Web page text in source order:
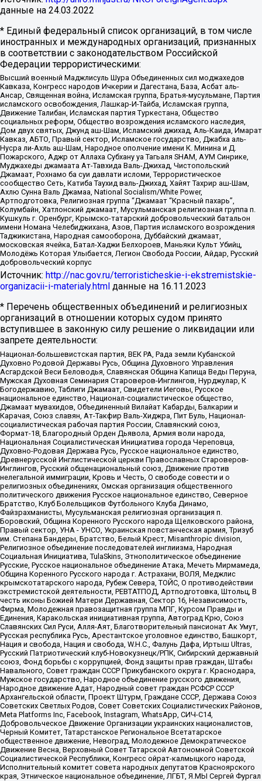
данные на 24.03.2022
* Единый федеральный список организаций, в том числе
иностранных и международных организаций, признанных
в соответствии с законодательством Российской
Федерации террористическими:
Высший военный Маджлисуль Шура Объединенных сил моджахедов
Кавказа, Конгресс народов Ичкерии и Дагестана, База, Асбат аль-
Ансар, Священная война, Исламская группа, Братья-мусульмане, Партия
исламского освобождения, Лашкар-И-Тайба, Исламская группа,
Движение Талибан, Исламская партия Туркестана, Общество
социальных реформ, Общество возрождения исламского наследия,
Дом двух святых, Джунд аш-Шам, Исламский джихад, Аль-Каида, Имарат
Кавказ, АБТО, Правый сектор, Исламское государство, Джабха аль-
Нусра ли-Ахль аш-Шам, Народное ополчение имени К. Минина и Д.
Пожарского, Аджр от Аллаха Субхану уа Тагьаля SHAM, АУМ Синрике,
Муджахеды джамаата Ат-Тавхида Валь-Джихад, Чистопольский
Джамаат, Рохнамо ба суи давлати исломи, Террористическое
сообщество Сеть, Катиба Таухид валь-Джихад, Хайят Тахрир аш-Шам,
Ахлю Сунна Валь Джамаа, National Socialism/White Power,
Артподготовка, Религиозная группа “Джамаат “Красный пахарь”,
Колумбайн, Хатлонский джамаат, Мусульманская религиозная группа п.
Кушкуль г. Оренбург, Крымско-татарский добровольческий батальон
имени Номана Челебиджихана, Азов, Партия исламского возрождения
Таджикистана, Народная самооборона, Дуббайский джамаат,
московская ячейка, Батал-Хаджи Белхороев, Маньяки Культ Убийц,
Молодёжь Которая Улыбается, Легион Свобода России, Айдар, Русский
добровольческий корпус
Источник: http://nac.gov.ru/terroristicheskie-i-ekstremistskie-
organizacii-i-materialy.html данные на 16.11.2023
* Перечень общественных объединений и религиозных
организаций в отношении которых судом принято
вступившее в законную силу решение о ликвидации или
запрете деятельности:
Национал-большевистская партия, ВЕК РА, Рада земли Кубанской
Духовно Родовой Державы Русь, Община Духовного Управления
Асгардской Веси Беловодья, Славянская Община Капища Веды Перуна,
Мужская Духовная Семинария Староверов-Инглингов, Нурджулар, К
Богодержавию, Таблиги Джамаат, Свидетели Иеговы, Русское
национальное единство, Национал-социалистическое общество,
Джамаат мувахидов, Объединенный Вилайат Кабарды, Балкарии и
Карачая, Союз славян, Ат-Такфир Валь-Хиджра, Пит Буль, Национал-
социалистическая рабочая партия России, Славянский союз,
Формат-18, Благородный Орден Дьявола, Армия воли народа,
Национальная Социалистическая Инициатива города Череповца,
Духовно-Родовая Держава Русь, Русское национальное единство,
Древнерусской Инглистической церкви Православных Староверов-
Инглингов, Русский общенациональный союз, Движение против
нелегальной иммиграции, Кровь и Честь, О свободе совести и о
религиозных объединениях, Омская организация общественного
политического движения Русское национальное единство, Северное
Братство, Клуб Болельщиков Футбольного Клуба Динамо,
Файзрахманисты, Мусульманская религиозная организация п.
Боровский, Община Коренного Русского народа Щелковского района,
Правый сектор, УНА - УНСО, Украинская повстанческая армия, Тризуб
им. Степана Бандеры, Братство, Белый Крест, Misanthropic division,
Религиозное объединение последователей инглиизма, Народная
Социальная Инициатива, TulaSkins, Этнополитическое объединение
Русские, Русское национальное объединение Атака, Мечеть Мирмамеда,
Община Коренного Русского народа г. Астрахани, ВОЛЯ, Меджлис
крымскотатарского народа, Рубеж Севера, ТОЙС, О противодействии
экстремистской деятельности, РЕВТАТПОД, Артподготовка, Штольц, В
честь иконы Божией Матери Державная, Сектор 16, Независимость,
Фирма, Молодежная правозащитная группа МПГ, Курсом Правды и
Единения, Каракольская инициативная группа, Автоград Крю, Союз
Славянских Сил Руси, Алля-Аят, Благотворительный пансионат Ак Умут,
Русская республика Русь, Арестантское уголовное единство, Башкорт,
Нация и свобода, Нация и свобода, W.H.С., Фалунь Дафа, Иртыш Ultras,
Русский Патриотический клуб-Новокузнецк/РПК, Сибирский державный
союз, Фонд борьбы с коррупцией, Фонд защиты прав граждан, Штабы
Навального, Совет граждан СССР Прикубанского округа г. Краснодара,
Мужское государство, Народное объединение русского движения,
Народное движение Адат, Народный совет граждан РСФСР СССР
Архангельской области, Проект Штурм, Граждане СССР, Держава Союз
Советских Светлых Родов, Совет Советских Социалистических Районов,
Meta Platforms Inc, Facebook, Instagram, WhatsApp, СИЧ-С14,
Добровольческое Движение Организации украинских националистов,
Черный Комитет, Татарстанское Региональное Всетатарское
общественное движение, Невоград, Молодежное Демократическое
Движение Весна, Верховный Совет Татарской Автономной Советской
Социалистической Республики, Конгресс ойрат-калмыцкого народа,
Исполнительный комитет совета народных депутатов Красноярского
края, Этническое национальное объединение, ЛГБТ, Я.МЫ Сергей Фургал